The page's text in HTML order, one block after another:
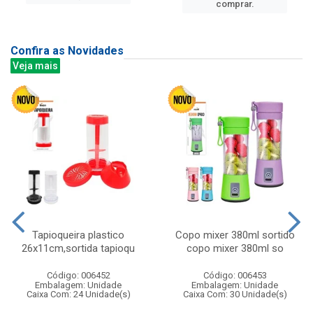
comprar.
Confira as Novidades
Veja mais
Tapioqueira plastico
26x11cm,sortida tapioqu
Código: 006452
Embalagem: Unidade
Caixa Com: 24 Unidade(s)
Copo mixer 380ml sortido
copo mixer 380ml so
Código: 006453
Embalagem: Unidade
Caixa Com: 30 Unidade(s)